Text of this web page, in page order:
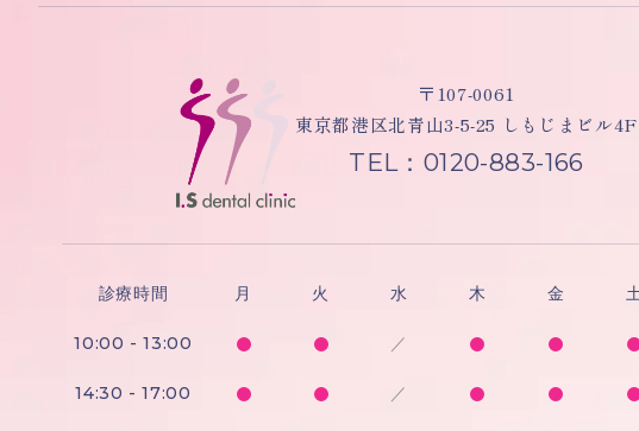
〒107-0061
東京都港区北青山3-5-25 しもじまビル4F
TEL：0120-883-166
診療時間 月 火 水 木 金
10:00 - 13:00 ／
14:30 - 17:00 ／